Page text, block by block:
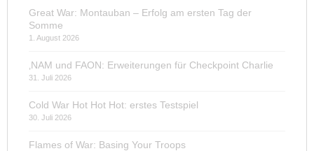
Great War: Montauban – Erfolg am ersten Tag der
Somme
1. August 2026
‚NAM und FAON: Erweiterungen für Checkpoint Charlie
31. Juli 2026
Cold War Hot Hot Hot: erstes Testspiel
30. Juli 2026
Flames of War: Basing Your Troops